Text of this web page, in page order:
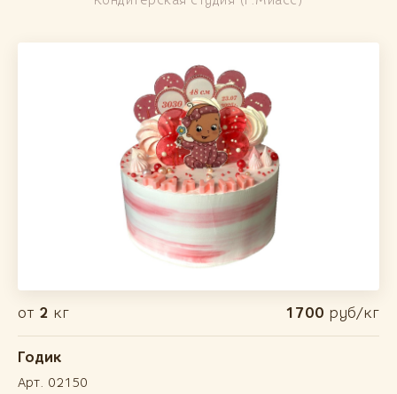
от 2 кг 1700 руб/кг
Годик
Арт. 02150